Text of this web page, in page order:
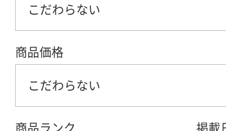
こだわらない
商品価格
こだわらない
商品ランク 掲載